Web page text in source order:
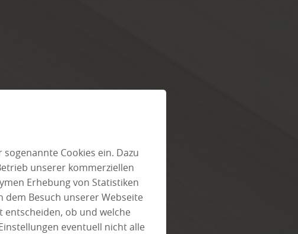
Cookies ein. Dazu
unserer kommerziellen
Erhebung von Statistiken
dem Besuch unserer Webseite
entscheiden, ob und welche
eventuell nicht alle